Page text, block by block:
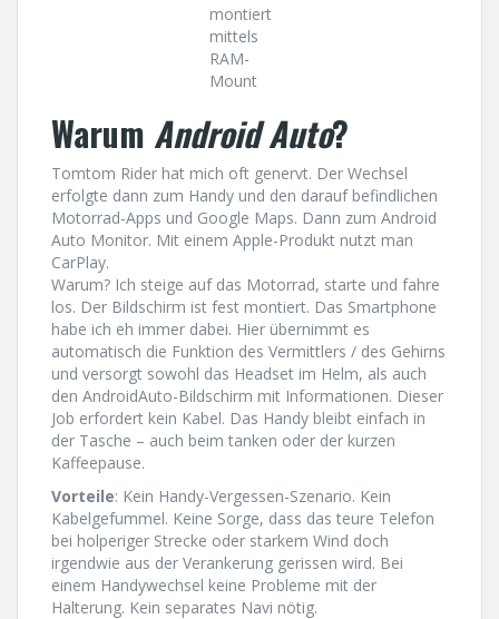
montiert
mittels
RAM-
Mount
Warum Android Auto?
Tomtom Rider hat mich oft genervt. Der Wechsel
erfolgte dann zum Handy und den darauf befindlichen
Motorrad-Apps und Google Maps. Dann zum Android
Auto Monitor. Mit einem Apple-Produkt nutzt man
CarPlay.
Warum? Ich steige auf das Motorrad, starte und fahre
los. Der Bildschirm ist fest montiert. Das Smartphone
habe ich eh immer dabei. Hier übernimmt es
automatisch die Funktion des Vermittlers / des Gehirns
und versorgt sowohl das Headset im Helm, als auch
den AndroidAuto-Bildschirm mit Informationen. Dieser
Job erfordert kein Kabel. Das Handy bleibt einfach in
der Tasche – auch beim tanken oder der kurzen
Kaffeepause.
Vorteile: Kein Handy-Vergessen-Szenario. Kein
Kabelgefummel. Keine Sorge, dass das teure Telefon
bei holperiger Strecke oder starkem Wind doch
irgendwie aus der Verankerung gerissen wird. Bei
einem Handywechsel keine Probleme mit der
Halterung. Kein separates Navi nötig.